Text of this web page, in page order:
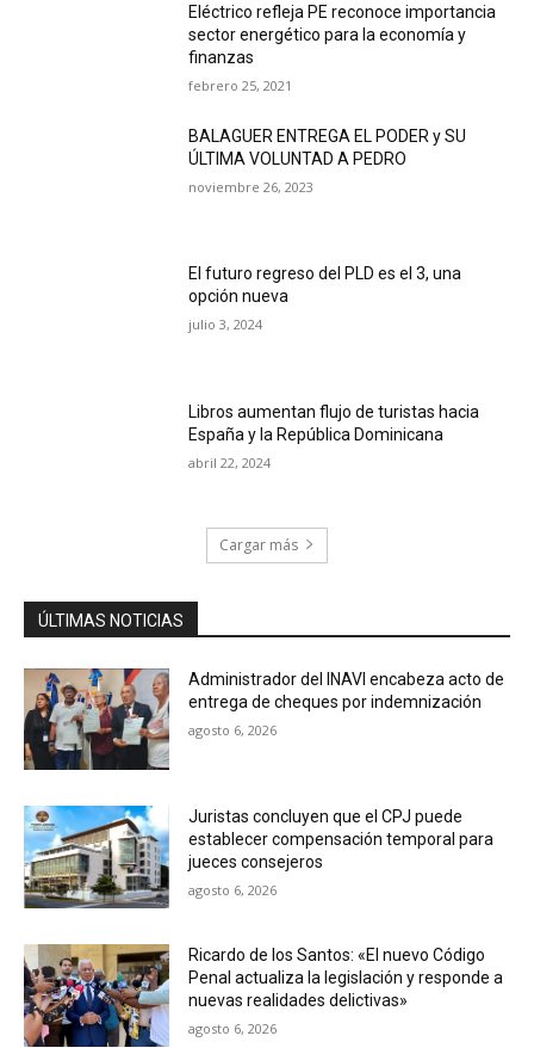
Eléctrico refleja PE reconoce importancia
sector energético para la economía y
finanzas
febrero 25, 2021
BALAGUER ENTREGA EL PODER y SU
ÚLTIMA VOLUNTAD A PEDRO
noviembre 26, 2023
El futuro regreso del PLD es el 3, una
opción nueva
julio 3, 2024
Libros aumentan flujo de turistas hacia
España y la República Dominicana
abril 22, 2024
Cargar más
ÚLTIMAS NOTICIAS
Administrador del INAVI encabeza acto de
entrega de cheques por indemnización
agosto 6, 2026
Juristas concluyen que el CPJ puede
establecer compensación temporal para
jueces consejeros
agosto 6, 2026
Ricardo de los Santos: «El nuevo Código
Penal actualiza la legislación y responde a
nuevas realidades delictivas»
agosto 6, 2026